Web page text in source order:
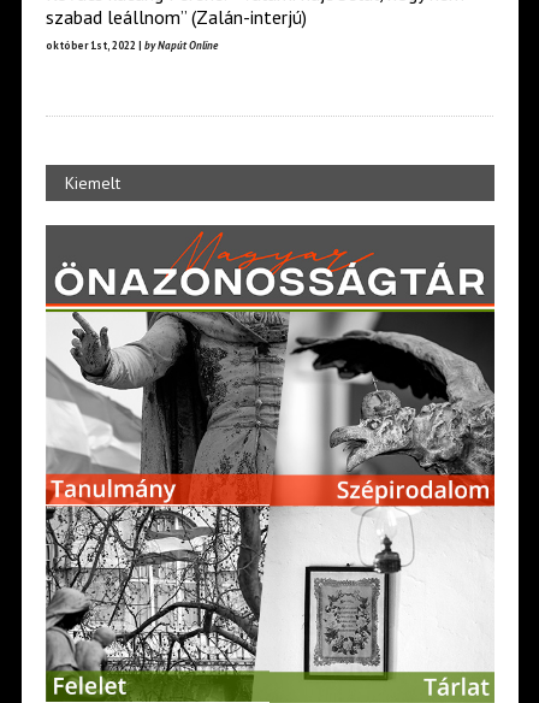
szabad leállnom” (Zalán-interjú)
október 1st, 2022 | by Napút Online
Kiemelt